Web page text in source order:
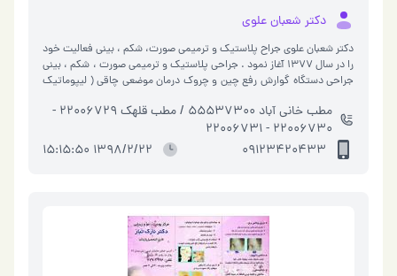
دکتر شعبان علوی
دکتر شعبان علوی جراح پلاستیک و ترمیمی صورت، شکم ، بینی فعالیت خود
را در سال 1377 آغاز نمود . جراحی پلاستیک و ترمیمی صورت ، شکم ، بینی
جراحی دستگاه گوارش رفع چین و چروک درمان موضعی چاقی ( لیپوماتیک
مطب خانی آباد 55537300 / مطب قلهک 22006729 -
22006730 - 22006731
09123420433
1398/2/22 15:15:50